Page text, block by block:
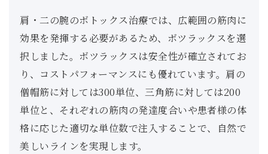
肩・二の腕のボトックス治療では、広範囲の筋肉に
効果を発揮する必要があるため、ボツラックスを選
択しました。ボツラックスは安全性が確立されてお
り、コストパフォーマンスにも優れています。肩の
僧帽筋に対しては300単位、三角筋に対しては200
単位と、それぞれの筋肉の発達度合いや患者様の体
格に応じた適切な単位数で注入することで、自然で
美しいラインを実現します。